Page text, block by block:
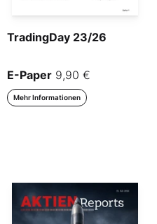
TradingDay 23/26
E-Paper 9,90 €
Mehr Informationen